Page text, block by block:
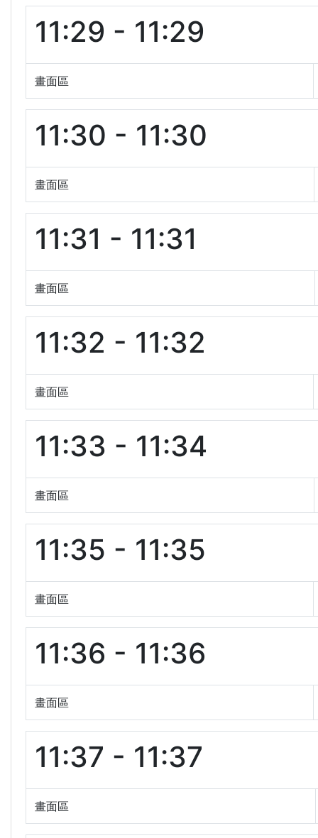
11:29 - 11:29
畫面區
11:30 - 11:30
畫面區
11:31 - 11:31
畫面區
11:32 - 11:32
畫面區
11:33 - 11:34
畫面區
11:35 - 11:35
畫面區
11:36 - 11:36
畫面區
11:37 - 11:37
畫面區